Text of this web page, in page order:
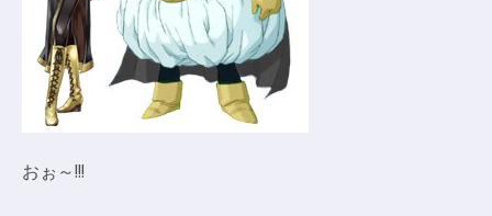
おぉ～!!!